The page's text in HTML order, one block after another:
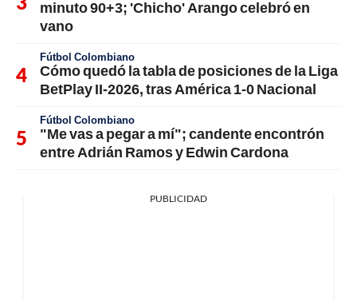
minuto 90+3; 'Chicho' Arango celebró en
vano
Fútbol Colombiano
Cómo quedó la tabla de posiciones de la Liga
BetPlay II-2026, tras América 1-0 Nacional
Fútbol Colombiano
"Me vas a pegar a mí"; candente encontrón
entre Adrián Ramos y Edwin Cardona
PUBLICIDAD